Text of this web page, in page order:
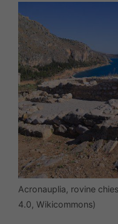
Acronauplia, rovine
4.0, Wikicommons)